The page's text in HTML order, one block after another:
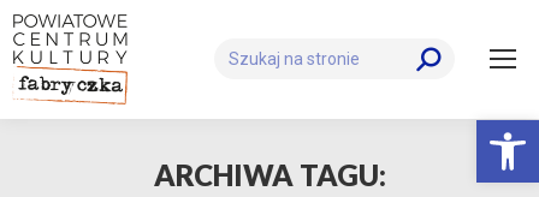
Szukaj:
ARCHIWA TAGU: